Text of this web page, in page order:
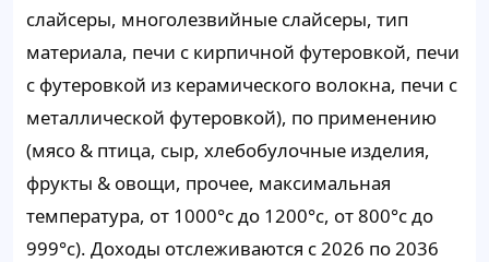
слайсеры, многолезвийные слайсеры, тип
материала, печи с кирпичной футеровкой, печи
с футеровкой из керамического волокна, печи с
металлической футеровкой), по применению
(мясо & птица, сыр, хлебобулочные изделия,
фрукты & овощи, прочее, максимальная
температура, от 1000°c до 1200°c, от 800°c до
999°c). Доходы отслеживаются с 2026 по 2036